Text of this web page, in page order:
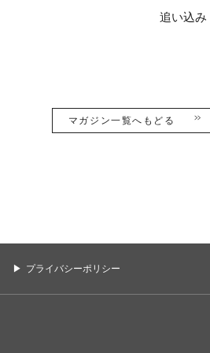
追い込み
マガジン一覧へもどる
プライバシーポリシー